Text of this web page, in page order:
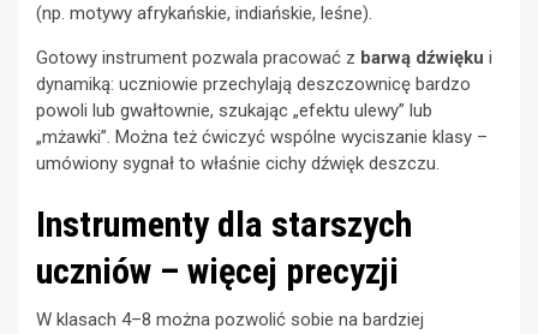
(np. motywy afrykańskie, indiańskie, leśne).
Gotowy instrument pozwala pracować z barwą dźwięku i
dynamiką: uczniowie przechylają deszczownicę bardzo
powoli lub gwałtownie, szukając „efektu ulewy” lub
„mżawki”. Można też ćwiczyć wspólne wyciszanie klasy –
umówiony sygnał to właśnie cichy dźwięk deszczu.
Instrumenty dla starszych
uczniów – więcej precyzji
W klasach 4–8 można pozwolić sobie na bardziej